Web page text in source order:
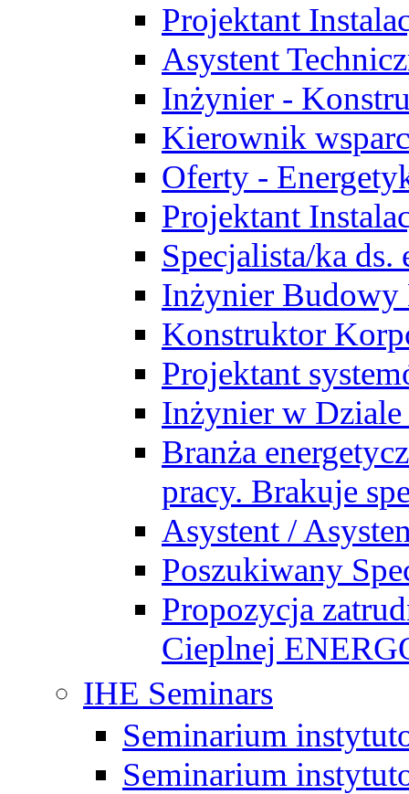
Projektant
Asystent
Inżynier -
Kierownik
Oferty -
Projektant
Specjalista/ka
Inżynier
Konstruktor
Projektant
Inżynier w
Branża
pracy. Brakuje
Asystent /
Poszukiwany
Propozycja
Cieplnej
IHE Seminars
Seminarium
Seminarium